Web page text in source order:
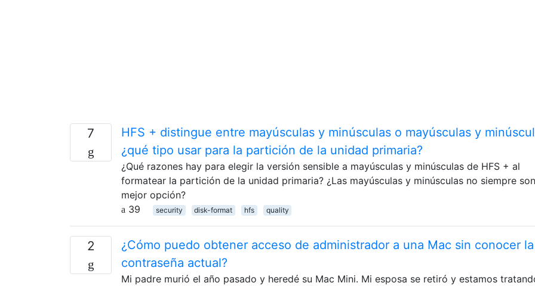
7
HFS + distingue entre mayúsculas y minúsculas o mayúsculas y
¿qué tipo usar para la partición de la unidad primaria?
¿Qué razones hay para elegir la versión sensible a mayúsculas y minúsculas de HFS + al
formatear la partición de la unidad primaria? ¿Las mayúsculas y minúsculas no siempre
mejor opción?
39
security disk-format hfs quality
2
¿Cómo puedo obtener acceso de administrador a una Mac sin conocer la
contraseña actual?
Mi padre murió el año pasado y heredé su Mac Mini. Mi esposa se retiró y estamos